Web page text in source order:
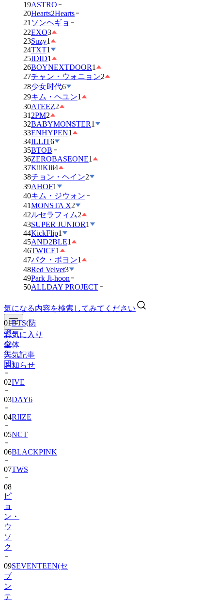
19ASTRO
20Hearts2Hearts
21 ソンヘギョ
22EXO3
23Suzy1
24TXT1
25IDID1
26BOYNEXTDOOR1
27チャン・ウォニョン2
28少女时代6
29キム・ヘユン1
30ATEEZ2
31 2PM2
32BABYMONSTER1
33ENHYPEN1
34ILLIT6
35BTOB
36ZEROBASEONE1
37KiiiKiii4
38チョン・ヘイン2
39AHOF1
40キム・ジウォン
41MONSTA X2
42ルセラフィム2
43SUPER JUNIOR1
44KickFlip1
45AND2BLE1
46TWICE1
47パク・ボヨン1
48Red Velvet3
49Park Ji-hoon
50ALLDAY PROJECT
気になる内容を検索してみてください
お気に入り
全体
人気記事
お知らせ
01BTS(防
弾
少
年
団)
02IVE
03DAY6
04RIIZE
05NCT
06BLACKPINK
07TWS
08
ピ
ョ
ン・
ウ
ソ
ク
09SEVENTEEN(セ
ブ
ン
テ